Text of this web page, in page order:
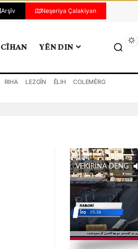
Arşîv Neşeriya Çalakiyan
CÎHAN YÊN DIN
RIHA LEZGÎN ÊLIH COLEMÊRG
VEKIRINA DENG